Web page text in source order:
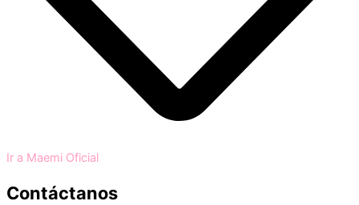
Ir a Maemi Oficial
Contáctanos